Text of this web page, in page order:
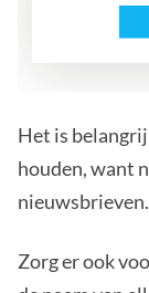
Het is
houden, want
nieuwsbrieven.
Zorg er ook